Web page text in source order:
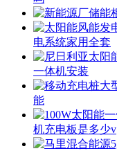
电系统家用全套
一体机安装
能
机充电板是多少v